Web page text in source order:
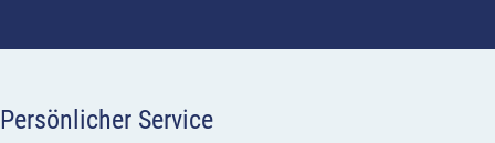
Persönlicher Service